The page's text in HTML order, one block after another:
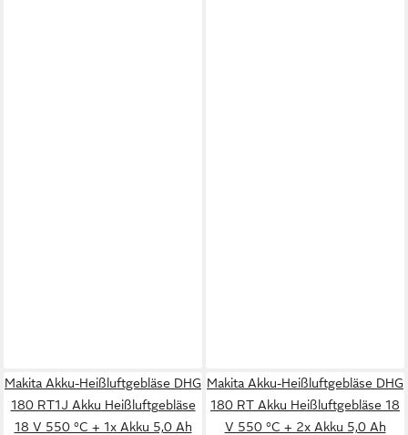
Makita Akku-Heißluftgebläse DHG
180 RT1J Akku Heißluftgebläse
18 V 550 °C + 1x Akku 5,0 Ah
Makita Akku-Heißluftgebläse DHG
180 RT Akku Heißluftgebläse 18
V 550 °C + 2x Akku 5,0 Ah